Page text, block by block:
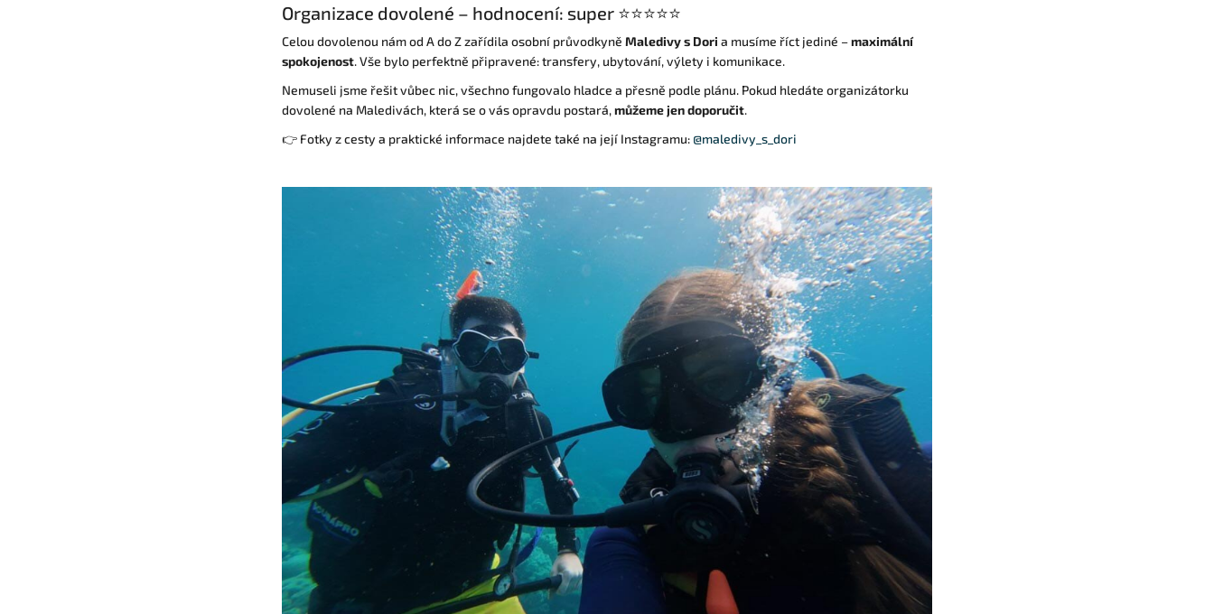
Organizace dovolené – hodnocení: super ⭐⭐⭐⭐⭐
Celou dovolenou nám od A do Z zařídila osobní průvodkyně Maledivy s Dori a musíme říct jediné –maximální
spokojenost. Vše bylo perfektně připravené: transfery, ubytování, výlety i komunikace.
Nemuseli jsme řešit vůbec nic, všechno fungovalo hladce a přesně podle plánu. Pokud hledáte organizátorku
dovolené na Maledivách, která se o vás opravdu postará,můžeme jen doporučit.
👉 Fotky z cesty a praktické informace najdete také na její Instagramu: @maledivy_s_dori